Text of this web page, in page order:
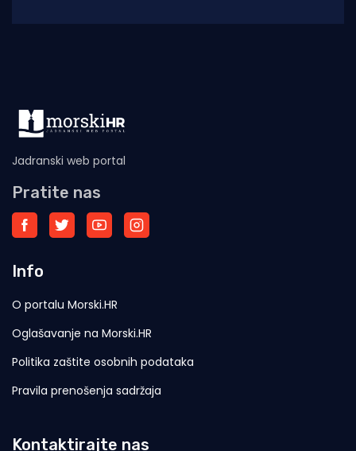
Jadranski web portal
Pratite nas
Info
O portalu Morski.HR
Oglašavanje na Morski.HR
Politika zaštite osobnih podataka
Pravila prenošenja sadržaja
Kontaktirajte nas